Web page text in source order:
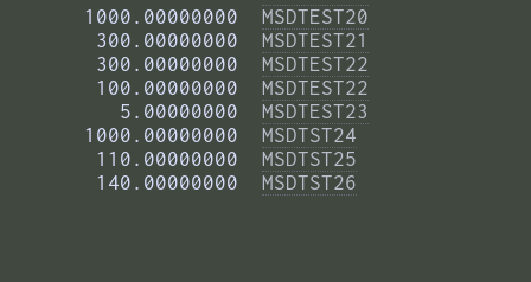
       1000.00000000
MSDTEST20
        300.00000000
MSDTEST21
        300.00000000
MSDTEST22
        100.00000000
MSDTEST22
          5.00000000
MSDTEST23
       1000.00000000
MSDTST24
        110.00000000
MSDTST25
        140.00000000
MSDTST26